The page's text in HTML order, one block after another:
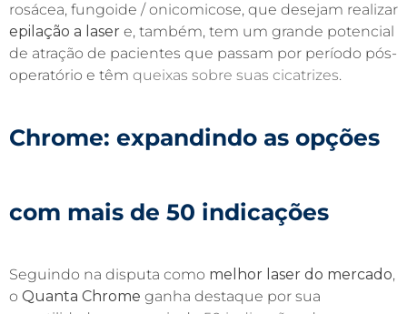
rosácea, fungoide / onicomicose, que desejam realizar
epilação a laser e, também, tem um grande potencial
de atração de pacientes que passam por período pós-
operatório e têm queixas sobre suas cicatrizes.
Chrome: expandindo as opções
com mais de 50 indicações
Seguindo na disputa como melhor laser do mercado,
o Quanta Chrome ganha destaque por sua